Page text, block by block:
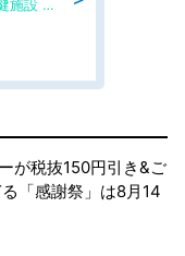
医療法人社団幸紀会/介護老人保健施設 グリーンビラ安江
が税抜150円引き&ご
「感謝祭」は8月14